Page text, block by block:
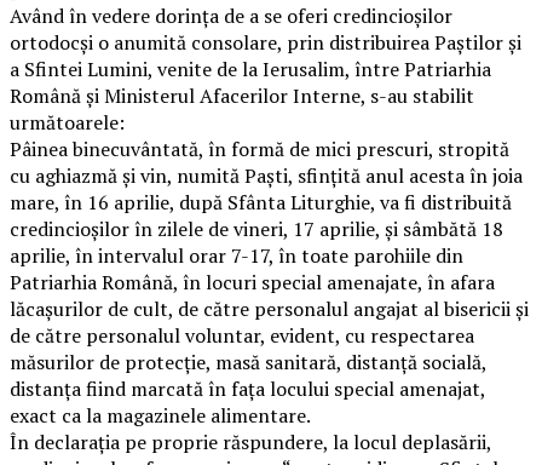
Având în vedere dorința de a se oferi credincioșilor
ortodocși o anumită consolare, prin distribuirea Paștilor și
a Sfintei Lumini, venite de la Ierusalim, între Patriarhia
Română și Ministerul Afacerilor Interne, s-au stabilit
următoarele:​
Pâinea binecuvântată, în formă de mici prescuri, stropită
cu aghiazmă și vin, numită Paști, sfințită anul acesta în joia
mare, în 16 aprilie, după Sfânta Liturghie, va fi distribuită
credincioșilor în zilele de vineri, 17 aprilie, și sâmbătă 18
aprilie, în intervalul orar 7-17, în toate parohiile din
Patriarhia Română, în locuri special amenajate, în afara
lăcașurilor de cult, de către personalul angajat al bisericii și
de către personalul voluntar, evident, cu respectarea
măsurilor de protecție, masă sanitară, distanță socială,
distanța fiind marcată în fața locului special amenajat,
exact ca la magazinele alimentare.
În declarația pe proprie răspundere, la locul deplasării,